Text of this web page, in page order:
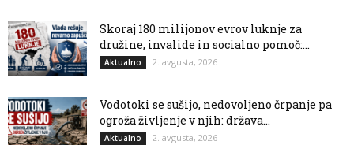
Skoraj 180 milijonov evrov luknje za
družine, invalide in socialno pomoč:...
Aktualno 2. avgusta, 2026
Vodotoki se sušijo, nedovoljeno črpanje pa
ogroža življenje v njih: država...
Aktualno 2. avgusta, 2026